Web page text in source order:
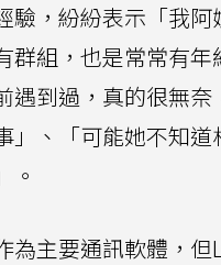
驗，紛紛表示「我
群組，也是常常有
到過，真的很無
」、「可能她不知
。
為主要通訊軟體，